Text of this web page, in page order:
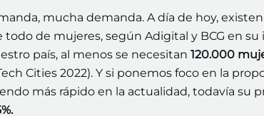
mucha demanda. A día de hoy, existen
todo de mujeres, según Adigital y BCG en su
país, al menos se necesitan 120.000
Cities 2022). Y si ponemos foco en la
más rápido en la actualidad, todavía su